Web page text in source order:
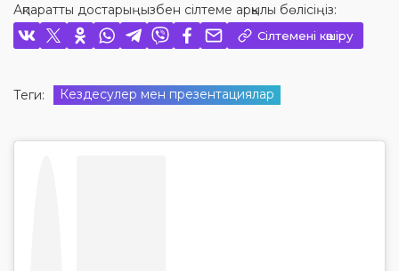
Ақпаратты достарыңызбен сілтеме арқылы бөлісіңіз:
Сілтемені көшіру
Теги: Кездесулер мен презентациялар